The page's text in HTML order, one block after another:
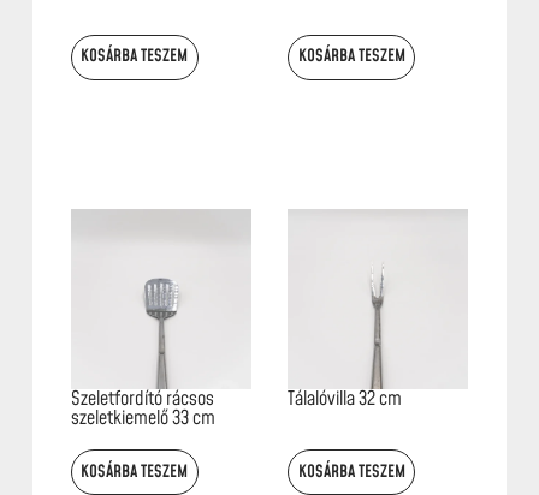
KOSÁRBA TESZEM KOSÁRBA TESZEM
Szeletfordító rácsos
szeletkiemelő 33 cm
KOSÁRBA TESZEM
Tálalóvilla 32 cm
KOSÁRBA TESZEM